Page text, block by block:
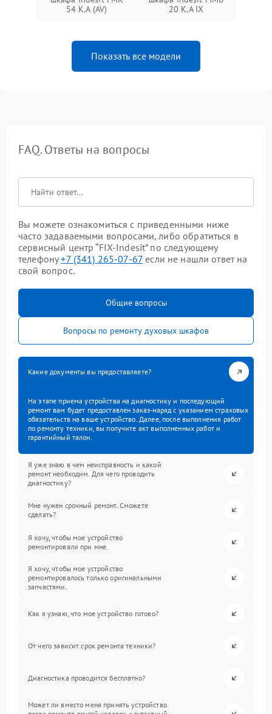
54 K.A (AV)
20 K.A IX
Показать все модели
FAQ. Ответы на вопросы
Вы можете ознакомиться с приведенными ниже
часто задаваемыми вопросами, либо обратиться в
сервисный центр “FIX-Indesit” по следующему
телефону+7 (341) 265-07-67 если не нашли ответ на
свой вопрос.
Общие вопросы
Вопросы по ремонту духовых шкафов
Какие документы вы предоставляете?
На этапе приема устройства на диагностику и последующий
ремонт вам будет предоставлен заказ-наряд с указанием страховых
обязательств на ваше устройство. Далее, после выполнения работ
по ремонту техники, вы получите акт выполненных работ и
гарантийный талон.
Я уже знаю в чем неисправность и какой
ремонт необходим. Для чего проводить
диагностику?
Мне нужен срочный ремонт. Сможете
сделать?
Я хочу, чтобы мое устройство
ремонтировали при мне.
Я хочу, чтобы мое устройство
ремонтировалось только оригинальными
запчастями.
Как я узнаю, что мое устройство готово?
От чего зависит срок ремонта техники?
Диагностика проводится бесплатно?
Может ли вместо меня принять устройство